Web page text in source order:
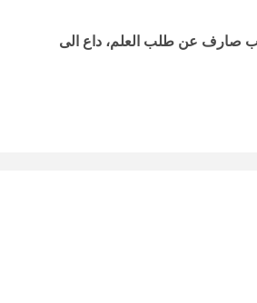
صارف عن طلب العلم، داع الى